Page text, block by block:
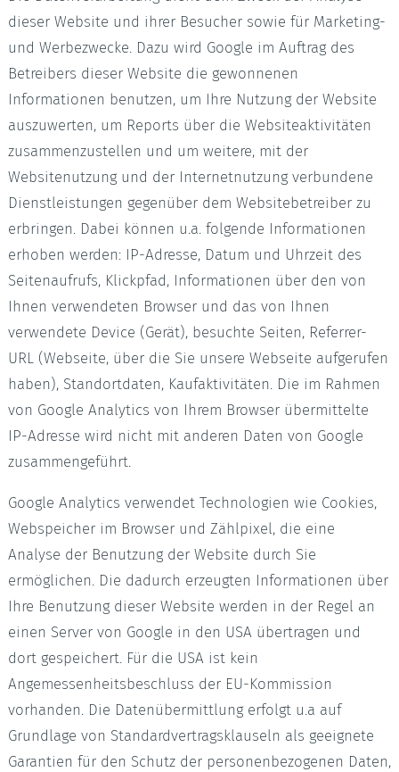
dieser Website und ihrer Besucher sowie für Marketing-
und Werbezwecke. Dazu wird Google im Auftrag des
Betreibers dieser Website die gewonnenen
Informationen benutzen, um Ihre Nutzung der Website
auszuwerten, um Reports über die Websiteaktivitäten
zusammenzustellen und um weitere, mit der
Websitenutzung und der Internetnutzung verbundene
Dienstleistungen gegenüber dem Websitebetreiber zu
erbringen. Dabei können u.a. folgende Informationen
erhoben werden: IP-Adresse, Datum und Uhrzeit des
Seitenaufrufs, Klickpfad, Informationen über den von
Ihnen verwendeten Browser und das von Ihnen
verwendete Device (Gerät), besuchte Seiten, Referrer-
URL (Webseite, über die Sie unsere Webseite aufgerufen
haben), Standortdaten, Kaufaktivitäten. Die im Rahmen
von Google Analytics von Ihrem Browser übermittelte
IP-Adresse wird nicht mit anderen Daten von Google
zusammengeführt.
Google Analytics verwendet Technologien wie Cookies,
Webspeicher im Browser und Zählpixel, die eine
Analyse der Benutzung der Website durch Sie
ermöglichen. Die dadurch erzeugten Informationen über
Ihre Benutzung dieser Website werden in der Regel an
einen Server von Google in den USA übertragen und
dort gespeichert. Für die USA ist kein
Angemessenheitsbeschluss der EU-Kommission
vorhanden. Die Datenübermittlung erfolgt u.a auf
Grundlage von Standardvertragsklauseln als geeignete
Garantien für den Schutz der personenbezogenen Daten,